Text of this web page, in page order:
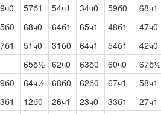
57б1 54ч1 34ч0 59б0 68ч1
68ч0 64б1 65ч1 48б1 47ч0
51ч0 31б0 64ч1 54б1 42ч0
65б½ 62ч0 63б0 60ч0 67б½
64ч½ 68б0 62б0 67ч1 58ч1
12б0 26ч1 23ч0 33б1 27ч1